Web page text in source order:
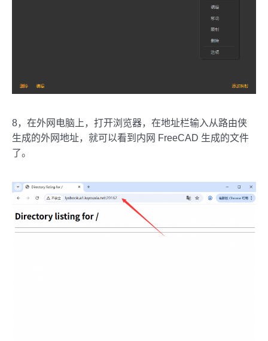
8，在外网电脑上，打开浏览器，在地址栏输入从路由侠
生成的外网地址，就可以看到内网 FreeCAD 生成的文件
了。